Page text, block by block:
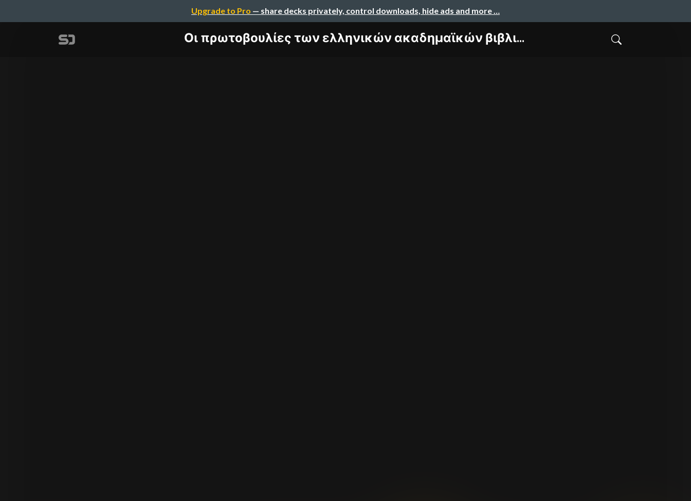
Upgrade to Pro — share decks privately, control downloads, hide ads and more …
Οι πρωτοβουλίες των ελληνικών ακαδημαϊκών βιβλι...